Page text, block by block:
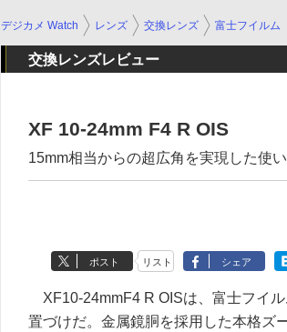
デジカメ Watch レンズ 交換レンズ 富士フイルム
交換レンズレビュー
XF 10-24mm F4 R OIS
15mm相当からの超広角を実現した使
ポスト リスト シェア
XF10-24mmF4 R OISは、富士フイ
置づけだ。金属鏡胴を採用した本格ズ